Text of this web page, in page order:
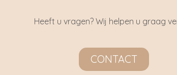
Heeft u vragen? Wij helpen u graag
CONTACT